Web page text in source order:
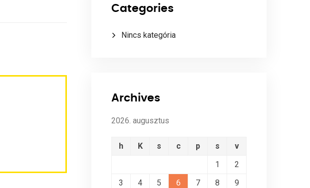
Categories
Nincs kategória
Archives
2026. augusztus
h K s c p s
v
1
2
3
4 5 6 7 8
9